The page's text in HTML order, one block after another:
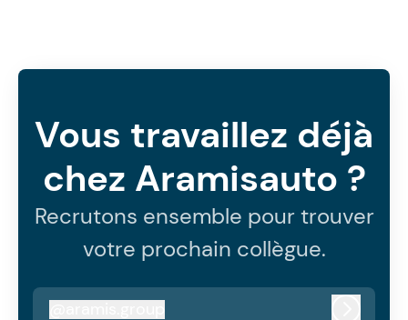
Vous travaillez déjà
chez Aramisauto ?
Recrutons ensemble pour trouver
votre prochain collègue.